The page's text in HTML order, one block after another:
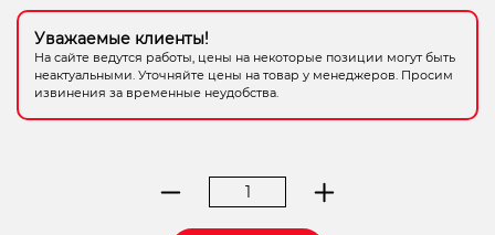
Уважаемые клиенты!
На сайте ведутся работы, цены на некоторые позиции могут быть
неактуальными. Уточняйте цены на товар у менеджеров. Просим
извинения за временные неудобства.
Количество